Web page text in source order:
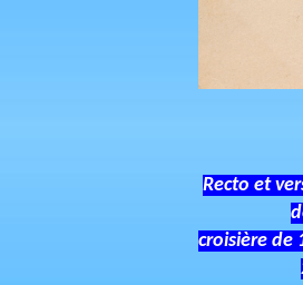
Recto et
croisière de